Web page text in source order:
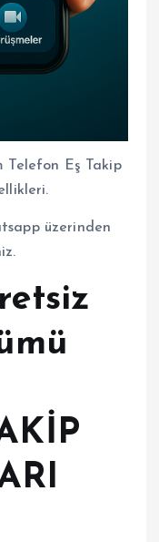
Telefon Eş Takip
üzerinden